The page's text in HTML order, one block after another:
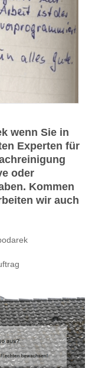
wenn Sie in
Experten für
oder
Kommen
wir auch